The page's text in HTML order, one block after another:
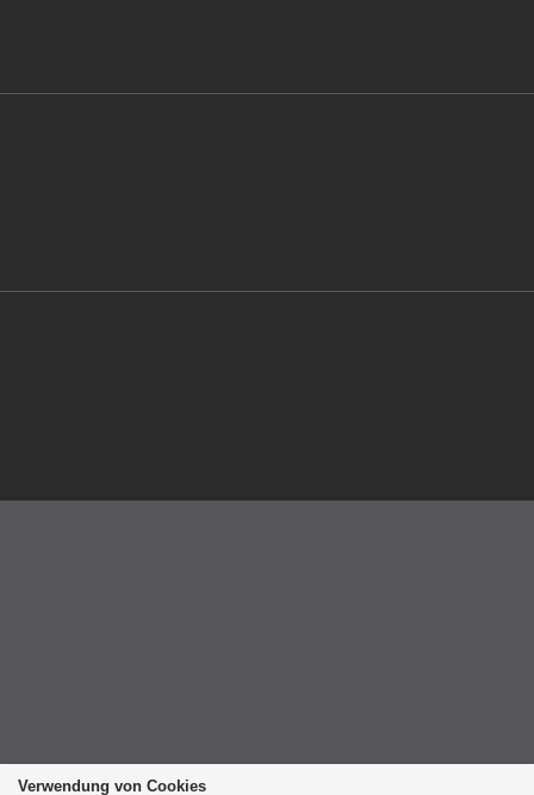
Verwendung von Cookies